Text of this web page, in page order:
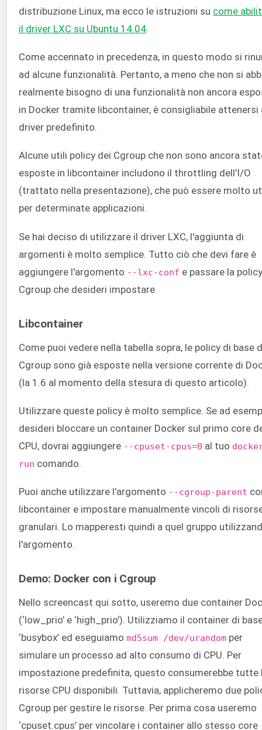
distribuzione Linux, ma ecco le istruzioni su come
il driver LXC su Ubuntu 14.04
Come accennato in precedenza, in questo modo si
ad alcune funzionalità. Pertanto, a meno che non si
realmente bisogno di una funzionalità non ancora
in Docker tramite libcontainer, è consigliabile attenersi
driver predefinito.
Alcune utili policy dei Cgroup che non sono ancora
esposte in libcontainer includono il throttling dell'I/O
(trattato nella presentazione), che può essere molto
per determinate applicazioni.
Se hai deciso di utilizzare il driver LXC, l'aggiunta di
argomenti è molto semplice. Tutto ciò che devi fare è
aggiungere l'argomento --lxc-conf e passare la
Cgroup che desideri impostare.
Libcontainer
Come puoi vedere nella tabella sopra, le policy di base
Cgroup sono già esposte nella versione corrente di
(la 1.6 al momento della stesura di questo articolo).
Utilizzare queste policy è molto semplice. Se ad
desideri bloccare un container Docker sul primo core
CPU, dovrai aggiungere --cpuset-cpus=0 al tuo
run comando.
Puoi anche utilizzare l'argomento --cgroup-parent
libcontainer e impostare manualmente vincoli di
granulari. Lo mapperesti quindi a quel gruppo
l'argomento.
Demo: Docker con i Cgroup
Nello screencast qui sotto, useremo due container
(‘low_prio’ e ‘high_prio’). Utilizziamo il container di
‘busybox’ ed eseguiamo md5sum /dev/urandom per
simulare un processo ad alto consumo di CPU. Per
impostazione predefinita, questo consumerebbe tutte
risorse CPU disponibili. Tuttavia, applicheremo due
Cgroup per gestire le risorse. Per prima cosa useremo
‘cpuset.cpus’ per vincolare i container allo stesso core